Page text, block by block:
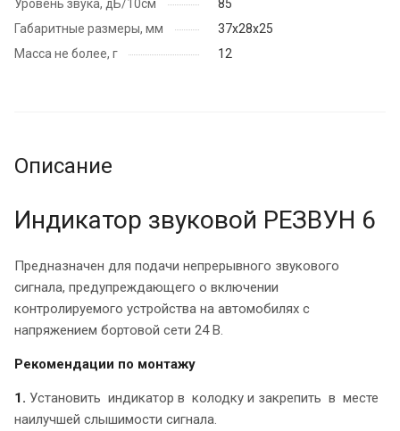
Уровень звука, дБ/10см
85
Габаритные размеры, мм
37х28х25
Масса не более, г
12
Описание
Индикатор звуковой РЕЗВУН 6
Предназначен для подачи непрерывного звукового
сигнала, предупреждающего о включении
контролируемого устройства на автомобилях с
напряжением бортовой сети 24 В.
Рекомендации по монтажу
1. Установить индикатор в колодку и закрепить в месте
наилучшей слышимости сигнала.